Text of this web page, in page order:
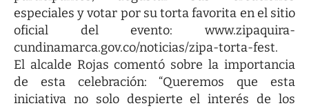
especiales y votar por su torta favorita en el sitio
oficial del evento: www.zipaquira-
cundinamarca.gov.co/noticias/zipa-torta-fest.
El alcalde Rojas comentó sobre la importancia
de esta celebración: “Queremos que esta
iniciativa no solo despierte el interés de los